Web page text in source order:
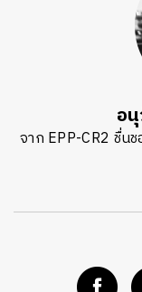
อ
จาก EPP-CR2 ชื่น